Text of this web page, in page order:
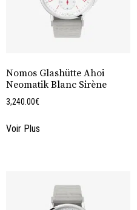
Nomos Glashütte Ahoi
Neomatik Blanc Sirène
3,240.00€
Voir Plus